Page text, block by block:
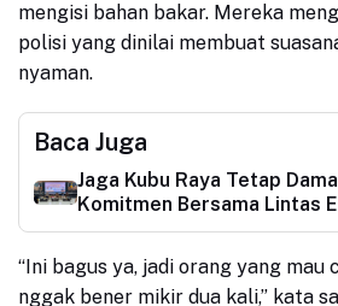
mengisi bahan bakar. Mereka
polisi yang dinilai membuat
nyaman.
Baca Juga
Jaga Kubu Raya Tetap
Komitmen Bersama Lintas
“Ini bagus ya, jadi orang yang
nggak bener mikir dua kali,” kata